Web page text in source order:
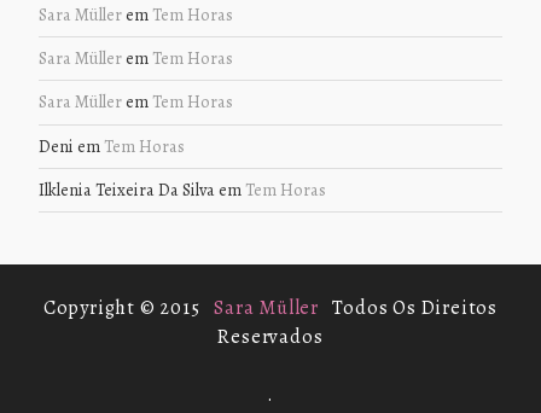
Sara Müllerem Tem Horas
Sara Müllerem Tem Horas
Sara Müllerem Tem Horas
Deni em Tem Horas
Ilklenia Teixeira Da Silvaem Tem Horas
Copyright © 2015 Sara Müller Todos Os Direitos
Reservados
.